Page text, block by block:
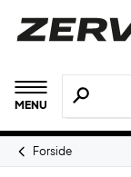
MENU
Søg
Forside